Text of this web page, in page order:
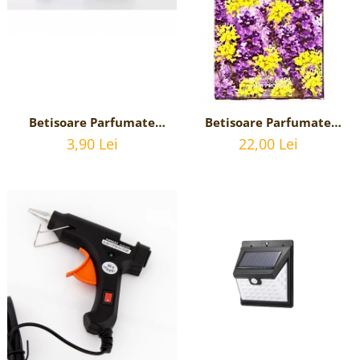
Betisoare Parfumate
Lavender Fennel cu
parfum de Lavanda - 20
3,90 Lei
Betisoare Parfumate
Lavender Fennel cu
parfum de Lavanda -6
22,00 Lei